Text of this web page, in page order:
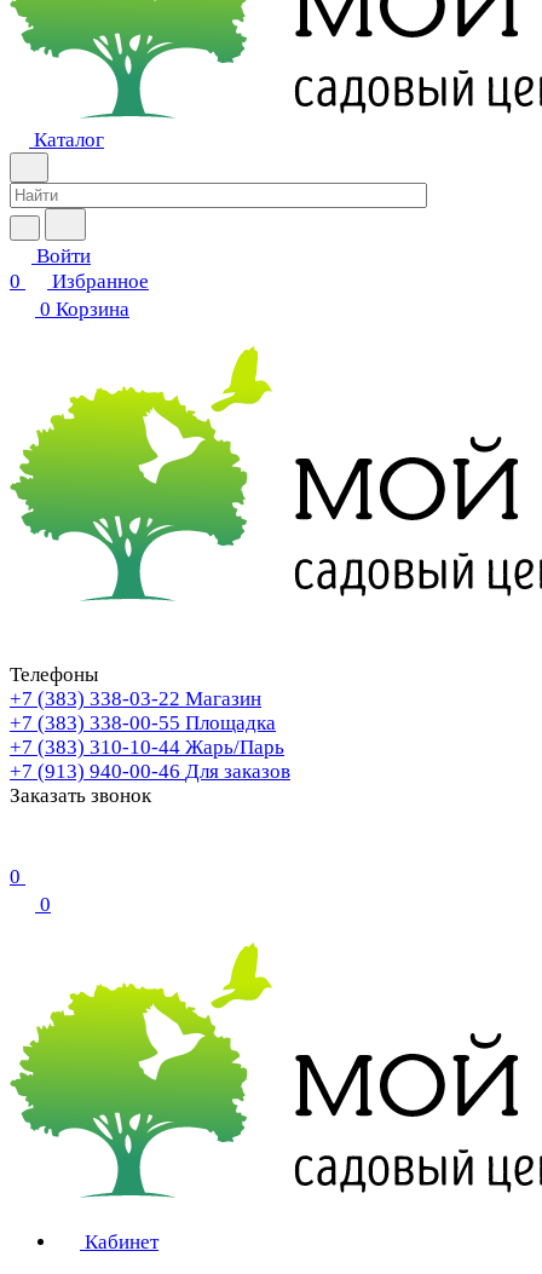
Каталог
Войти
0
Избранное
0 Корзина
Телефоны
+7 (383) 338-03-22 Магазин
+7 (383) 338-00-55 Площадка
+7 (383) 310-10-44 Жарь/Парь
+7 (913) 940-00-46 Для заказов
Заказать звонок
0
0
Кабинет